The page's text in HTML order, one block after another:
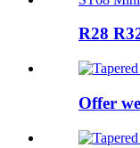
R28
Offer